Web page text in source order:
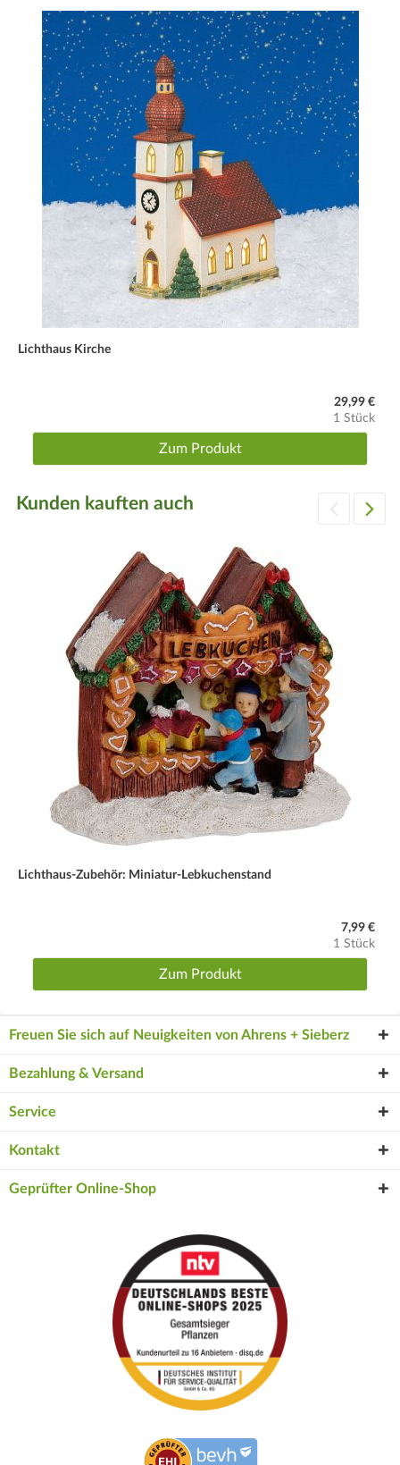
Lichthaus Kirche
29,99 €
1 Stück
Zum Produkt
Kunden kauften auch
Lichthaus-Zubehör: Miniatur-Lebkuchenstand
7,99 €
1 Stück
Zum Produkt
Freuen Sie sich auf Neuigkeiten von Ahrens + Sieberz
Bezahlung & Versand
Service
Kontakt
Geprüfter Online-Shop